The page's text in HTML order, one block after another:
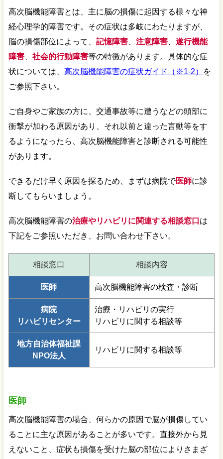
高次脳機能障害とは、主に脳の損傷に起因する様々な神
経心理学的障害です。その症状は多岐にわたりますが、
脳の損傷部位によって、 記憶障害、 注意障害、 遂行機能
障害、 社会的行動障害等の特徴があります。具体的な症
状については、 高次脳機能障害の症状ガイド（※1-2）
を
ご参照下さい。
ご自身やご家族の方に、交通事故等に遭うなどの頭部に
衝撃が加わる原因があり、それ以前と違った言動等をす
るようになったら、高次脳機能障害と診断される可能性
があります。
できるだけ早く原因を探るため、まずは病院で医師に診
断してもらいましょう。
高次脳機能障害の治療やリハビリに関連する相談窓口 は
下記をご参照いただき、お問い合わせ下さい。
相談窓口 相談内容
医師 高次脳機能障害の検査・診断
病院
リハビリセンター
治療・リハビリの実行
リハビリに関する相談等
地方自治体福祉課
NPO法人
リハビリに関する相談等
医師
高次脳機能障害の場合、何らかの原因で脳が損傷してい
ることに主な原因があることが多いです。直接外から見
えないこと、症状も損傷を受けた脳の部位によりさまざ